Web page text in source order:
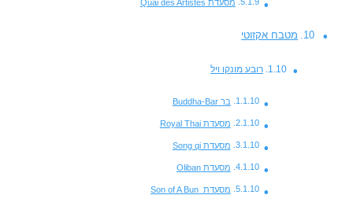
מסעדת Quai des Artistes
מטבח אקזוטי
רובע מונקו ויל
בר Buddha-Bar
מסעדת Royal Thai
מסעדת Song qi
מסעדת Oliban
מסעדת Son of A Bun